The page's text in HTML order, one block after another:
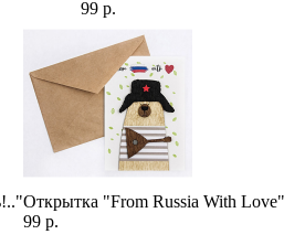
99 р.
Открытка "From Russia With Love"
99 р.